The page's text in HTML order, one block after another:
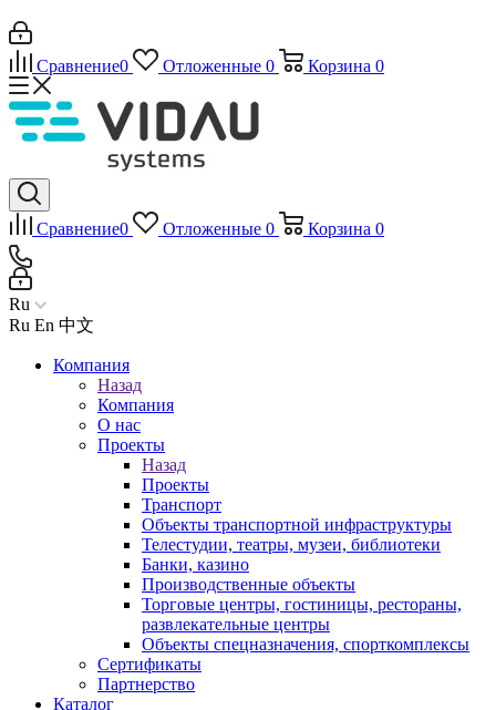
Сравнение0 Отложенные 0 Корзина 0
Сравнение0 Отложенные 0 Корзина 0
Ru
Ru En 中文
Компания
Назад
Компания
О нас
Проекты
Назад
Проекты
Транспорт
Объекты транспортной инфраструктуры
Телестудии, театры, музеи, библиотеки
Банки, казино
Производственные объекты
Торговые центры, гостиницы, рестораны,
развлекательные центры
Объекты спецназначения, спорткомплексы
Сертификаты
Партнерство
Каталог